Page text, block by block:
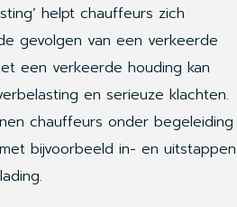
helpt chauffeurs zich
gevolgen van een verkeerde
een verkeerde houding kan
en serieuze klachten.
chauffeurs onder begeleiding
bijvoorbeeld in- en uitstappen